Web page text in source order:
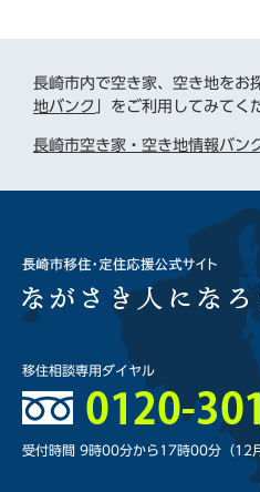
長崎市内で空き家、空き地をお
地バンク
」をご利用してみてく
長崎市空き家・空き地情報バン
移住相談専用ダイヤル
受付時間 9時00分から17時00分 （12